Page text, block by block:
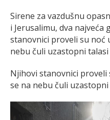
Sirene za vazdušnu
i Jerusalimu, dva najveća
stanovnici proveli su noć
nebu čuli uzastopni
Njihovi stanovnici proveli
se na nebu čuli